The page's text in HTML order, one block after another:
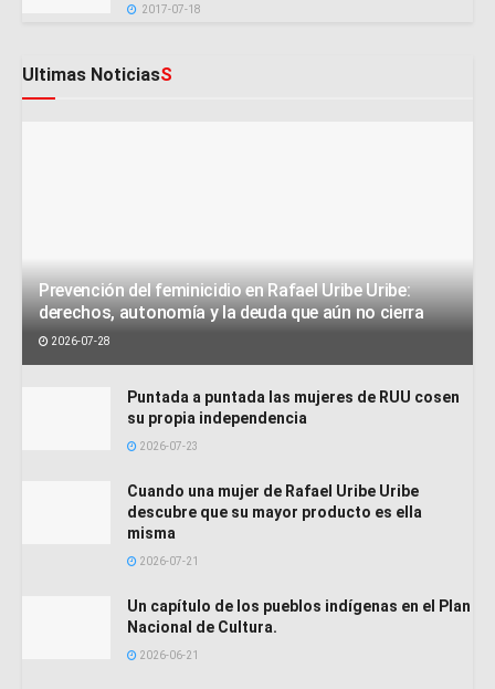
2017-07-18
Ultimas NoticiasS
Prevención del feminicidio en Rafael Uribe Uribe:
derechos, autonomía y la deuda que aún no cierra
2026-07-28
Puntada a puntada las mujeres de RUU cosen
su propia independencia
2026-07-23
Cuando una mujer de Rafael Uribe Uribe
descubre que su mayor producto es ella
misma
2026-07-21
Un capítulo de los pueblos indígenas en el Plan
Nacional de Cultura.
2026-06-21